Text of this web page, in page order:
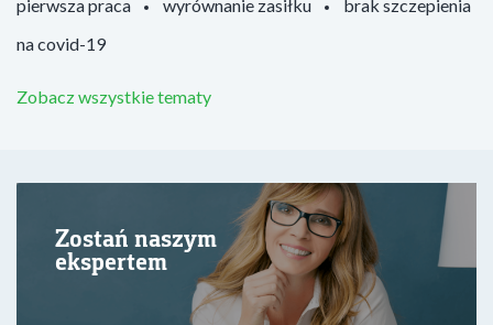
pierwsza praca
wyrównanie zasiłku
brak szczepienia
na covid-19
Zobacz wszystkie tematy
Zostań naszym
ekspertem